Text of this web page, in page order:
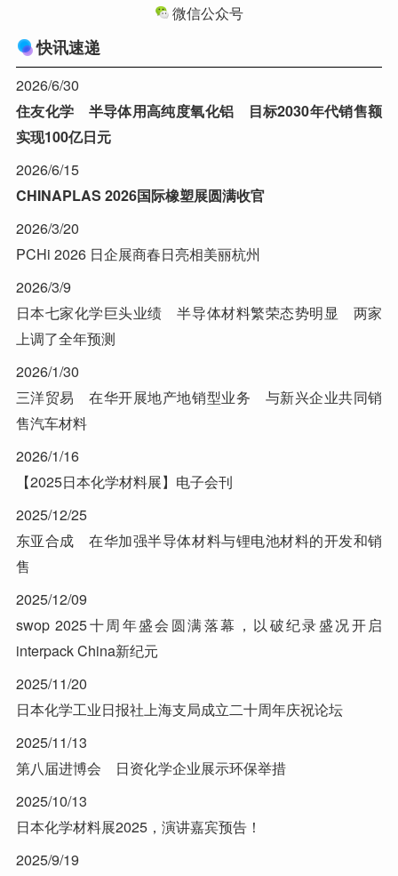
微信公众号
快讯速递
2026/6/30
住友化学 半导体用高纯度氧化铝 目标2030年代销售额
实现100亿日元
2026/6/15
CHINAPLAS 2026国际橡塑展圆满收官
2026/3/20
PCHi 2026 日企展商春日亮相美丽杭州
2026/3/9
日本七家化学巨头业绩 半导体材料繁荣态势明显 两家
上调了全年预测
2026/1/30
三洋贸易 在华开展地产地销型业务 与新兴企业共同销
售汽车材料
2026/1/16
【2025日本化学材料展】电子会刊
2025/12/25
东亚合成 在华加强半导体材料与锂电池材料的开发和销
售
2025/12/09
swop 2025十周年盛会圆满落幕，以破纪录盛况开启
interpack China新纪元
2025/11/20
日本化学工业日报社上海支局成立二十周年庆祝论坛
2025/11/13
第八届进博会 日资化学企业展示环保举措
2025/10/13
日本化学材料展2025，演讲嘉宾预告！
2025/9/19